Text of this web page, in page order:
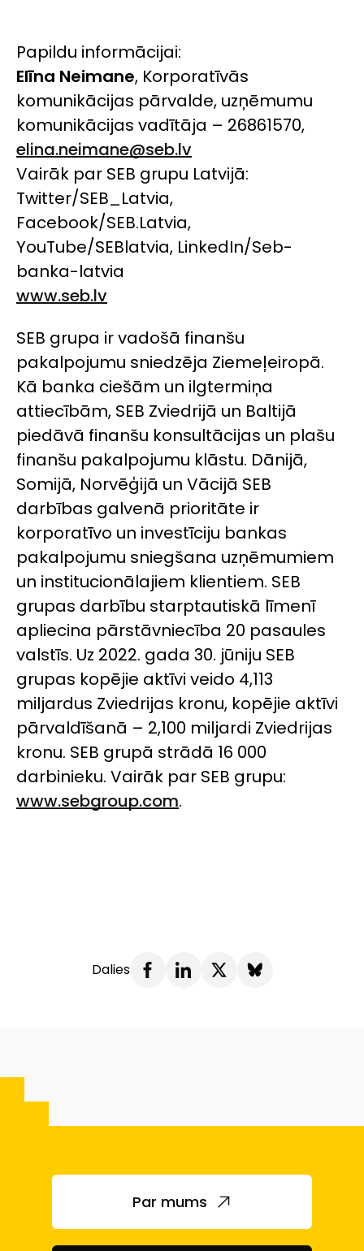
Papildu informācijai:
Elīna Neimane, Korporatīvās
komunikācijas pārvalde, uzņēmumu
komunikācijas vadītāja – 26861570,
elina.neimane@seb.lv
Vairāk par SEB grupu Latvijā:
Twitter/SEB_Latvia,
Facebook/SEB.Latvia,
YouTube/SEBlatvia, LinkedIn/Seb-
banka-latvia
www.seb.lv
SEB grupa ir vadošā finanšu
pakalpojumu sniedzēja Ziemeļeiropā.
Kā banka ciešām un ilgtermiņa
attiecībām, SEB Zviedrijā un Baltijā
piedāvā finanšu konsultācijas un plašu
finanšu pakalpojumu klāstu. Dānijā,
Somijā, Norvēģijā un Vācijā SEB
darbības galvenā prioritāte ir
korporatīvo un investīciju bankas
pakalpojumu sniegšana uzņēmumiem
un institucionālajiem klientiem. SEB
grupas darbību starptautiskā līmenī
apliecina pārstāvniecība 20 pasaules
valstīs. Uz 2022. gada 30. jūniju SEB
grupas kopējie aktīvi veido 4,113
miljardus Zviedrijas kronu, kopējie aktīvi
pārvaldīšanā – 2,100 miljardi Zviedrijas
kronu. SEB grupā strādā 16 000
darbinieku. Vairāk par SEB grupu:
www.sebgroup.com.
Dalies
Par mums